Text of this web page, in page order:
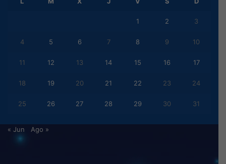
1 2 3
4 5 6 7 8 9 10
11 12 13 14 15 16 17
18 19 20 21 22 23 24
25 26 27 28 29 30 31
« Jun Ago »